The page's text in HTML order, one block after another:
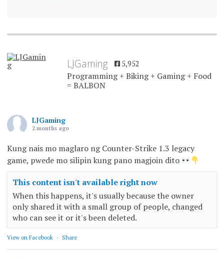
LJGaming 5,952
Programming + Biking + Gaming + Food
= BALBON
LJGaming
2 months ago
Kung nais mo maglaro ng Counter-Strike 1.3 legacy
game, pwede mo silipin kung pano magjoin dito
This content isn't available right now
When this happens, it's usually because the owner
only shared it with a small group of people, changed
who can see it or it's been deleted.
View on Facebook · Share